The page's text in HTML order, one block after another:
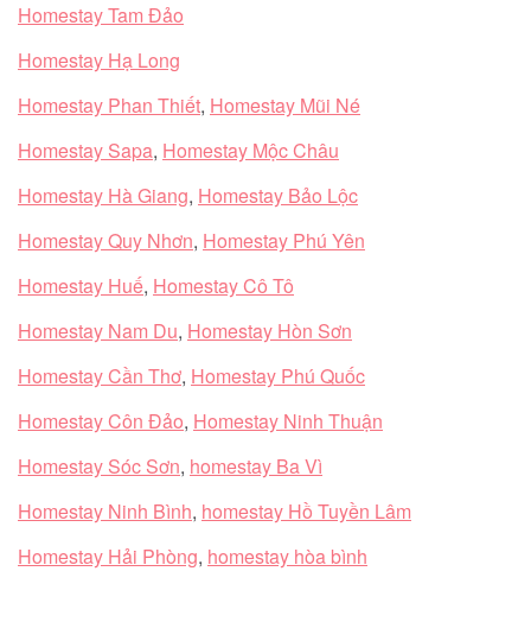
Homestay Tam Đảo
Homestay Hạ Long
Homestay Phan Thiết, Homestay Mũi Né
Homestay Sapa, Homestay Mộc Châu
Homestay Hà Giang, Homestay Bảo Lộc
Homestay Quy Nhơn, Homestay Phú Yên
Homestay Huế, Homestay Cô Tô
Homestay Nam Du, Homestay Hòn Sơn
Homestay Cần Thơ, Homestay Phú Quốc
Homestay Côn Đảo, Homestay Ninh Thuận
Homestay Sóc Sơn, homestay Ba Vì
Homestay Ninh Bình, homestay Hồ Tuyền Lâm
Homestay Hải Phòng, homestay hòa bình